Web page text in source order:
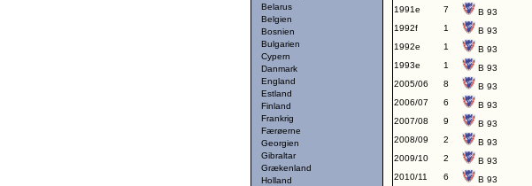
Belarus
Belgien
Bosnien
Bulgarien
Cypern
Danmark
England
Estland
Finland
Frankrig
Færøerne
Georgien
Gibraltar
Grækenland
Holland
1991e
7 B 93
1992f
1 B 93
1992e
1 B 93
1993e
1 B 93
2005/06
8 B 93
2006/07
6 B 93
2007/08
9 B 93
2008/09
2 B 93
2009/10
2 B 93
2010/11
6 B 93